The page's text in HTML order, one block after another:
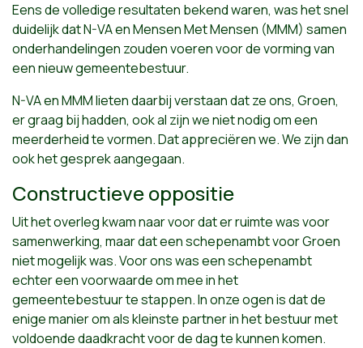
Eens de volledige resultaten bekend waren, was het snel
duidelijk dat N-VA en Mensen Met Mensen (MMM) samen
onderhandelingen zouden voeren voor de vorming van
een nieuw gemeentebestuur.
N-VA en MMM lieten daarbij verstaan dat ze ons, Groen,
er graag bij hadden, ook al zijn we niet nodig om een
meerderheid te vormen. Dat appreciëren we. We zijn dan
ook het gesprek aangegaan.
Constructieve oppositie
Uit het overleg kwam naar voor dat er ruimte was voor
samenwerking, maar dat een schepenambt voor Groen
niet mogelijk was. Voor ons was een schepenambt
echter een voorwaarde om mee in het
gemeentebestuur te stappen. In onze ogen is dat de
enige manier om als kleinste partner in het bestuur met
voldoende daadkracht voor de dag te kunnen komen.